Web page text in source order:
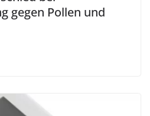
gegen Pollen und